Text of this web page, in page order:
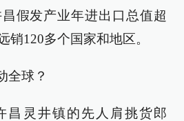
假发产业年进出口总值超
销120多个国家和地区。
全球？
昌灵井镇的先人肩挑货郎